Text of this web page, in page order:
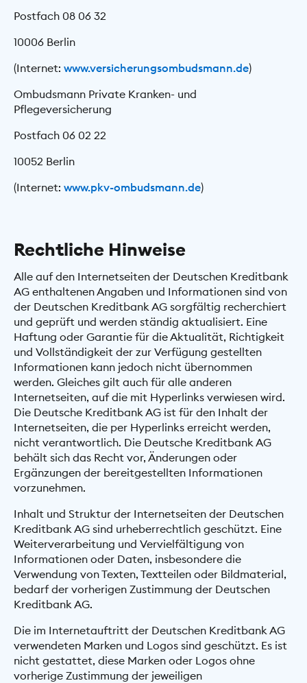
Postfach 08 06 32
10006 Berlin
(Internet: www.versicherungsombudsmann.de)
Ombudsmann Private Kranken- und
Pflegeversicherung
Postfach 06 02 22
10052 Berlin
(Internet: www.pkv-ombudsmann.de)
Rechtliche Hinweise
Alle auf den Internetseiten der Deutschen Kreditbank
AG enthaltenen Angaben und Informationen sind von
der Deutschen Kreditbank AG sorgfältig recherchiert
und geprüft und werden ständig aktualisiert. Eine
Haftung oder Garantie für die Aktualität, Richtigkeit
und Vollständigkeit der zur Verfügung gestellten
Informationen kann jedoch nicht übernommen
werden. Gleiches gilt auch für alle anderen
Internetseiten, auf die mit Hyperlinks verwiesen wird.
Die Deutsche Kreditbank AG ist für den Inhalt der
Internetseiten, die per Hyperlinks erreicht werden,
nicht verantwortlich. Die Deutsche Kreditbank AG
behält sich das Recht vor, Änderungen oder
Ergänzungen der bereitgestellten Informationen
vorzunehmen.
Inhalt und Struktur der Internetseiten der Deutschen
Kreditbank AG sind urheberrechtlich geschützt. Eine
Weiterverarbeitung und Vervielfältigung von
Informationen oder Daten, insbesondere die
Verwendung von Texten, Textteilen oder Bildmaterial,
bedarf der vorherigen Zustimmung der Deutschen
Kreditbank AG.
Die im Internetauftritt der Deutschen Kreditbank AG
verwendeten Marken und Logos sind geschützt. Es ist
nicht gestattet, diese Marken oder Logos ohne
vorherige Zustimmung der jeweiligen